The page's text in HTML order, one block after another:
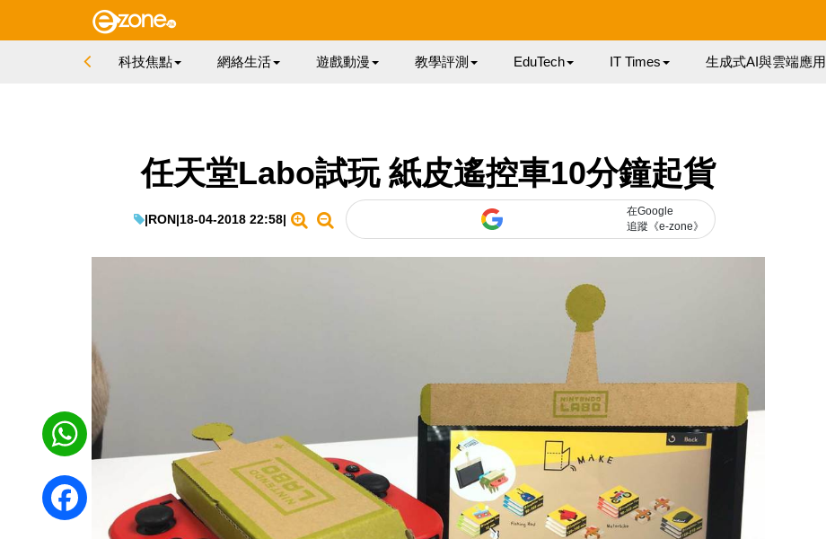
科技焦點 網絡生活 遊戲動漫 教學評測 EduTech IT Times 生成式AI與雲端應用
任天堂Labo試玩 紙皮遙控車10分鐘起貨
|RON|18-04-2018 22:58|
在Google
追蹤《e-zone》
WhatsApp